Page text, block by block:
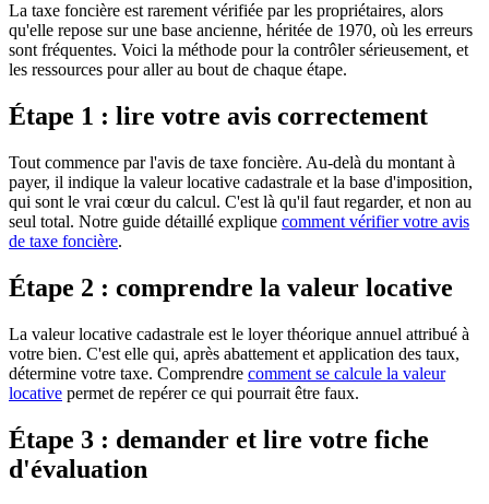
La taxe foncière est rarement vérifiée par les propriétaires, alors
qu'elle repose sur une base ancienne, héritée de 1970, où les erreurs
sont fréquentes. Voici la méthode pour la contrôler sérieusement, et
les ressources pour aller au bout de chaque étape.
Étape 1 : lire votre avis correctement
Tout commence par l'avis de taxe foncière. Au-delà du montant à
payer, il indique la valeur locative cadastrale et la base d'imposition,
qui sont le vrai cœur du calcul. C'est là qu'il faut regarder, et non au
seul total. Notre guide détaillé explique comment vérifier votre avis
de taxe foncière.
Étape 2 : comprendre la valeur locative
La valeur locative cadastrale est le loyer théorique annuel attribué à
votre bien. C'est elle qui, après abattement et application des taux,
détermine votre taxe. Comprendre comment se calcule la valeur
locative permet de repérer ce qui pourrait être faux.
Étape 3 : demander et lire votre fiche
d'évaluation